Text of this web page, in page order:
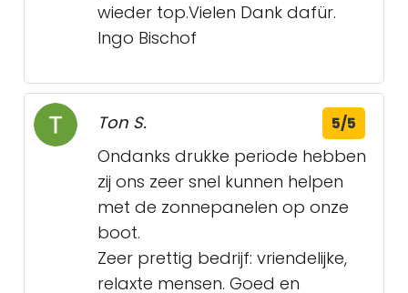
wieder top.Vielen Dank dafür.
Ingo Bischof
Ton S. 5/5
Ondanks drukke periode hebben
zij ons zeer snel kunnen helpen
met de zonnepanelen op onze
boot.
Zeer prettig bedrijf: vriendelijke,
relaxte mensen. Goed en